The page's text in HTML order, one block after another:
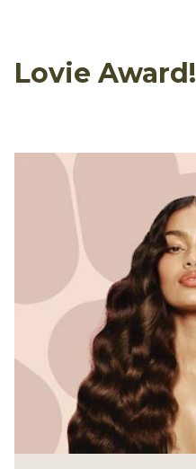
Lovie Award!